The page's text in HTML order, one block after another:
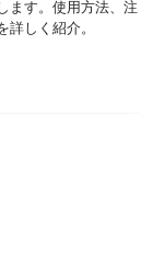
ます。使用方法、注
しく紹介。